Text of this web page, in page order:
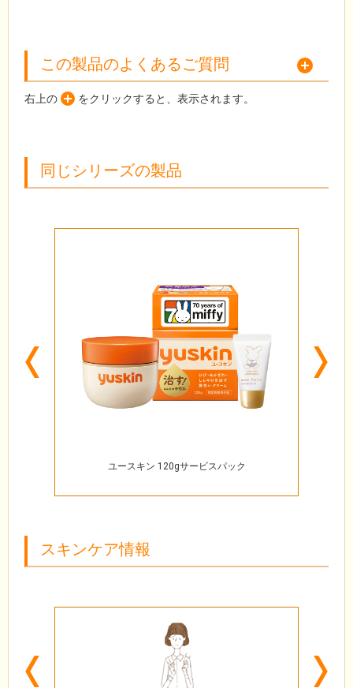
この製品のよくあるご質問
右上の をクリックすると、表示されます。
同じシリーズの製品
Previous
ユースキン 120gサービスパック
スキンケア情報